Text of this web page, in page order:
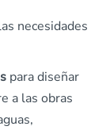
necesidades
para diseñar
a las obras